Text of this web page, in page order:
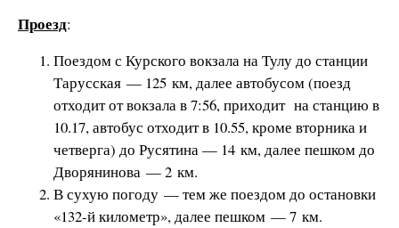
Проезд:
Поездом с Курского вокзала на Тулу до станции
Тарусская — 125 км, далее автобусом (поезд
отходит от вокзала в 7:56, приходит на станцию в
10.17, автобус отходит в 10.55, кроме вторника и
четверга) до Русятина — 14 км, далее пешком до
Дворянинова — 2 км.
В сухую погоду — тем же поездом до остановки
«132-й километр», далее пешком — 7 км.